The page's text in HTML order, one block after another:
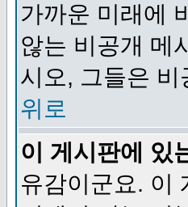
가까운 미래에
않는 비공개 메
시오, 그들은
위로
이 게시판에 있
유감이군요. 이